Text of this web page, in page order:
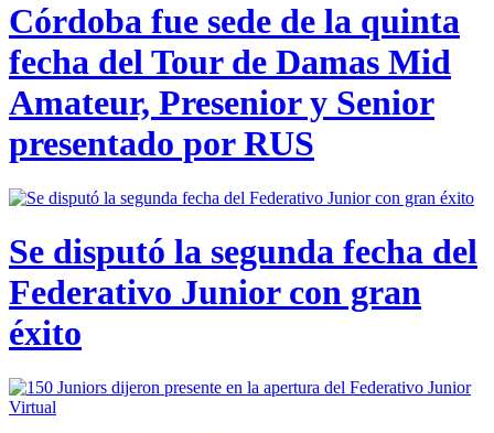
Córdoba fue sede de la quinta
fecha del Tour de Damas Mid
Amateur, Presenior y Senior
presentado por RUS
Se disputó la segunda fecha del
Federativo Junior con gran
éxito